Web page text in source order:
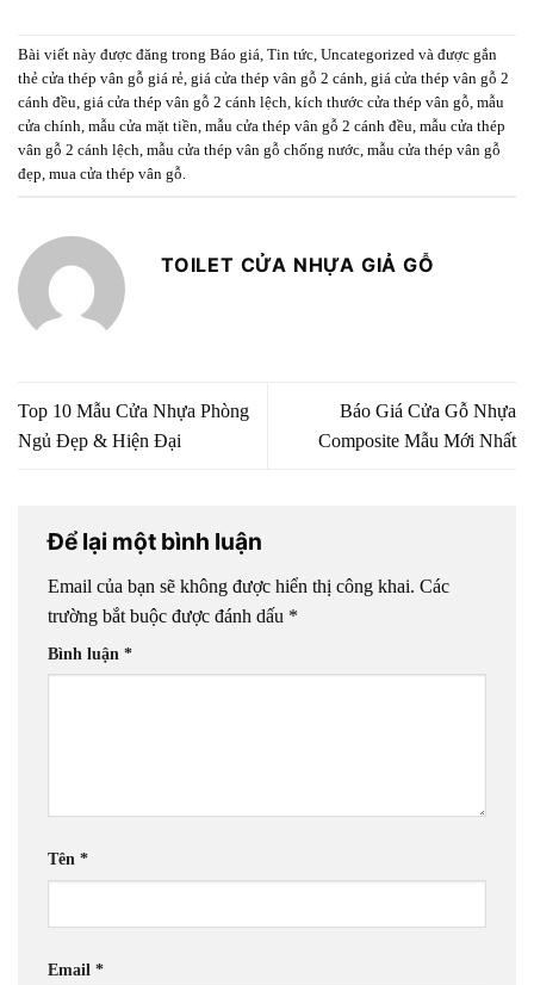
Bài viết này được đăng trong Báo giá, Tin tức, Uncategorized và được gắn
thẻ cửa thép vân gỗ giá rẻ, giá cửa thép vân gỗ 2 cánh, giá cửa thép vân gỗ 2
cánh đều, giá cửa thép vân gỗ 2 cánh lệch, kích thước cửa thép vân gỗ, mẫu
cửa chính, mẫu cửa mặt tiền, mẫu cửa thép vân gỗ 2 cánh đều, mẫu cửa thép
vân gỗ 2 cánh lệch, mẫu cửa thép vân gỗ chống nước, mẫu cửa thép vân gỗ
đẹp, mua cửa thép vân gỗ.
TOILET CỬA NHỰA GIẢ GỖ
Top 10 Mẫu Cửa Nhựa Phòng
Ngủ Đẹp & Hiện Đại
Báo Giá Cửa Gỗ Nhựa
Composite Mẫu Mới Nhất
Để lại một bình luận
Email của bạn sẽ không được hiển thị công khai. Các
trường bắt buộc được đánh dấu *
Bình luận *
Tên *
Email *